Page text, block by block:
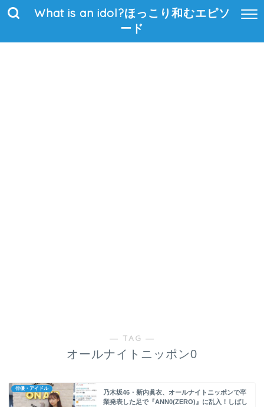
What is an idol?ほっこり和むエピソ
ード
― TAG ―
オールナイトニッポン0
俳優・アイドル
乃木坂46・新内眞衣、オールナイトニッポンで卒
業発表した足で『ANN0(ZERO)』に乱入！しばし